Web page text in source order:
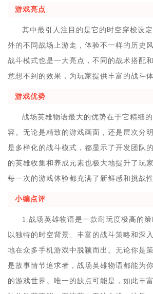
游戏亮点
其中最引人注目的是它的时空穿梭设
外的不同战场上游走，体验不一样的历史
战斗模式也是一大亮点，不同的战术搭配
意想不到的效果，为玩家提供丰富的战斗体
游戏优势
战场英雄物语最大的优势在于它精细
容。无论是精致的游戏画面，还是层次分
是多样化的战斗模式，都显示了开发团队
的英雄收集和养成元素也极大地提升了玩
每一次的游戏体验都充满了新鲜感和挑战性
小编点评
1.战场英雄物语是一款耐玩度极高的
以独特的时空背景、丰富的战斗策略和深
地在众多手机游戏中脱颖而出。无论你是
是故事情节追求者，战场英雄物语都能为
的游戏世界。唯一的缺点可能是，如此丰